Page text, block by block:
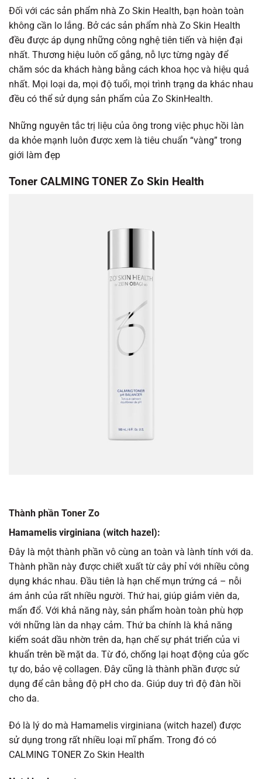
Đối với các sản phẩm nhà Zo Skin Health, bạn hoàn toàn
không cần lo lắng. Bở các sản phẩm nhà Zo Skin Health
đều được áp dụng những công nghệ tiên tiến và hiện đại
nhất. Thương hiệu luôn cố gắng, nỗ lực từng ngày để
chăm sóc da khách hàng bằng cách khoa học và hiệu quả
nhất. Mọi loại da, mọi độ tuổi, mọi trình trạng da khác nhau
đều có thể sử dụng sản phẩm của Zo SkinHealth.
Những nguyên tắc trị liệu của ông trong việc phục hồi làn
da khỏe mạnh luôn được xem là tiêu chuẩn “vàng” trong
giới làm đẹp
Toner CALMING TONER Zo Skin Health
Thành phần Toner Zo
Hamamelis virginiana (witch hazel):
Đây là một thành phần vô cùng an toàn và lành tính với da.
Thành phần này được chiết xuất từ cây phỉ với nhiều công
dụng khác nhau. Đầu tiên là hạn chế mụn trứng cá – nỗi
ám ảnh của rất nhiều người. Thứ hai, giúp giảm viên da,
mẩn đổ. Với khả năng này, sản phẩm hoàn toàn phù hợp
với những làn da nhạy cảm. Thứ ba chính là khả năng
kiểm soát dầu nhờn trên da, hạn chế sự phát triển của vi
khuẩn trên bề mặt da. Từ đó, chống lại hoạt động của gốc
tự do, bảo vệ collagen. Đây cũng là thành phần được sử
dụng để cân bằng độ pH cho da. Giúp duy trì độ đàn hồi
cho da.
Đó là lý do mà Hamamelis virginiana (witch hazel) được
sử dụng trong rất nhiều loại mĩ phẩm. Trong đó có
CALMING TONER Zo Skin Health